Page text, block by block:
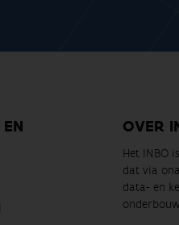
OVER
Het INBO
dat via
data- en